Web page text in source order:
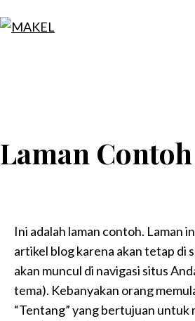
ke
Laman Contoh
Ini adalah laman contoh. Laman
artikel blog karena akan tetap di
akan muncul di navigasi situs
tema). Kebanyakan orang
“Tentang” yang bertujuan untuk